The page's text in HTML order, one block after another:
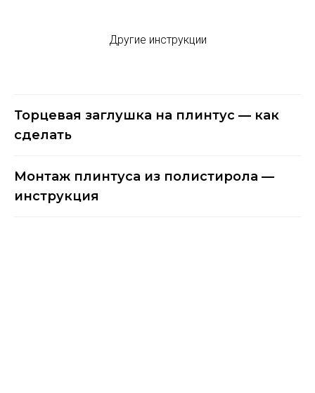
Другие инструкции
Торцевая заглушка на плинтус — как
сделать
Монтаж плинтуса из полистирола —
инструкция